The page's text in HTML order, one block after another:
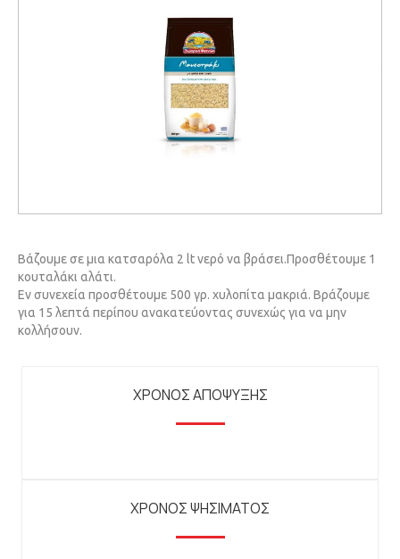
Βάζουμε σε μια κατσαρόλα 2 lt νερό να βράσει.Προσθέτουμε 1
κουταλάκι αλάτι.
Εν συνεχεία προσθέτουμε 500 γρ. χυλοπίτα μακριά. Βράζουμε
για 15 λεπτά περίπου ανακατεύοντας συνεχώς για να μην
κολλήσουν.
ΧΡΟΝΟΣ ΑΠΟΨΥΞΗΣ
ΧΡΟΝΟΣ ΨΗΣΙΜΑΤΟΣ